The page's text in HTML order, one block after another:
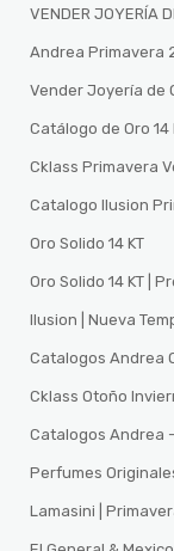
VENDER JOYERÍA
Andrea Primavera
Vender Joyería de
Catálogo de Oro 14
Cklass Primavera
Catalogo Ilusion
Oro Solido 14 KT
Oro Solido 14 KT |
Ilusion | Nueva
Catalogos Andrea
Cklass Otoño
Catalogos Andrea
Perfumes
Lamasini |